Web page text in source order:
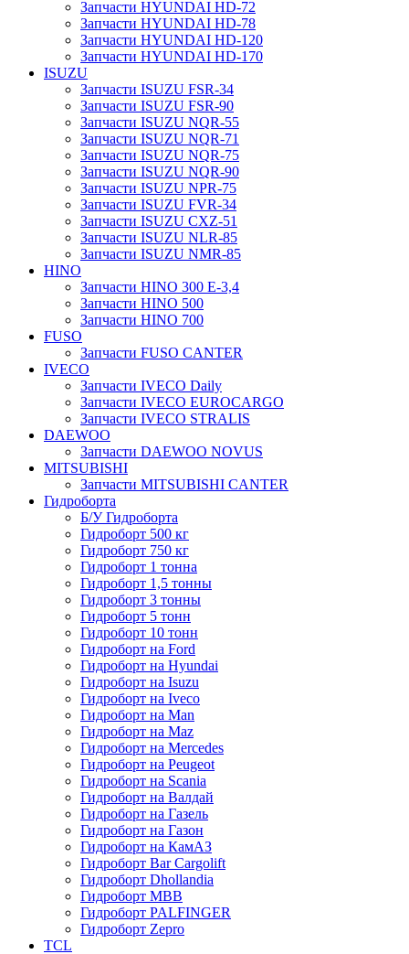
Запчасти HYUNDAI HD-72
Запчасти HYUNDAI HD-78
Запчасти HYUNDAI HD-120
Запчасти HYUNDAI HD-170
ISUZU
Запчасти ISUZU FSR-34
Запчасти ISUZU FSR-90
Запчасти ISUZU NQR-55
Запчасти ISUZU NQR-71
Запчасти ISUZU NQR-75
Запчасти ISUZU NQR-90
Запчасти ISUZU NPR-75
Запчасти ISUZU FVR-34
Запчасти ISUZU CXZ-51
Запчасти ISUZU NLR-85
Запчасти ISUZU NMR-85
HINO
Запчасти HINO 300 E-3,4
Запчасти HINO 500
Запчасти HINO 700
FUSO
Запчасти FUSO CANTER
IVECO
Запчасти IVECO Daily
Запчасти IVECO EUROCARGO
Запчасти IVECO STRALIS
DAEWOO
Запчасти DAEWOO NOVUS
MITSUBISHI
Запчасти MITSUBISHI CANTER
Гидроборта
Б/У Гидроборта
Гидроборт 500 кг
Гидроборт 750 кг
Гидроборт 1 тонна
Гидроборт 1,5 тонны
Гидроборт 3 тонны
Гидроборт 5 тонн
Гидроборт 10 тонн
Гидроборт на Ford
Гидроборт на Hyundai
Гидроборт на Isuzu
Гидроборт на Iveco
Гидроборт на Man
Гидроборт на Maz
Гидроборт на Mercedes
Гидроборт на Peugeot
Гидроборт на Scania
Гидроборт на Валдай
Гидроборт на Газель
Гидроборт на Газон
Гидроборт на КамАЗ
Гидроборт Bar Cargolift
Гидроборт Dhollandia
Гидроборт MBB
Гидроборт PALFINGER
Гидроборт Zepro
TCL